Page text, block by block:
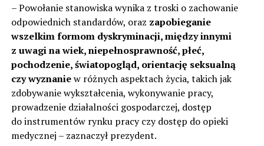
– Powołanie stanowiska wynika z troski o zachowanie
odpowiednich standardów, oraz zapobieganie
wszelkim formom dyskryminacji, między innymi
z uwagi na wiek, niepełnosprawność, płeć,
pochodzenie, światopogląd, orientację seksualną
czy wyznaniew różnych aspektach życia, takich jak
zdobywanie wykształcenia, wykonywanie pracy,
prowadzenie działalności gospodarczej, dostęp
do instrumentów rynku pracy czy dostęp do opieki
medycznej – zaznaczył prezydent.